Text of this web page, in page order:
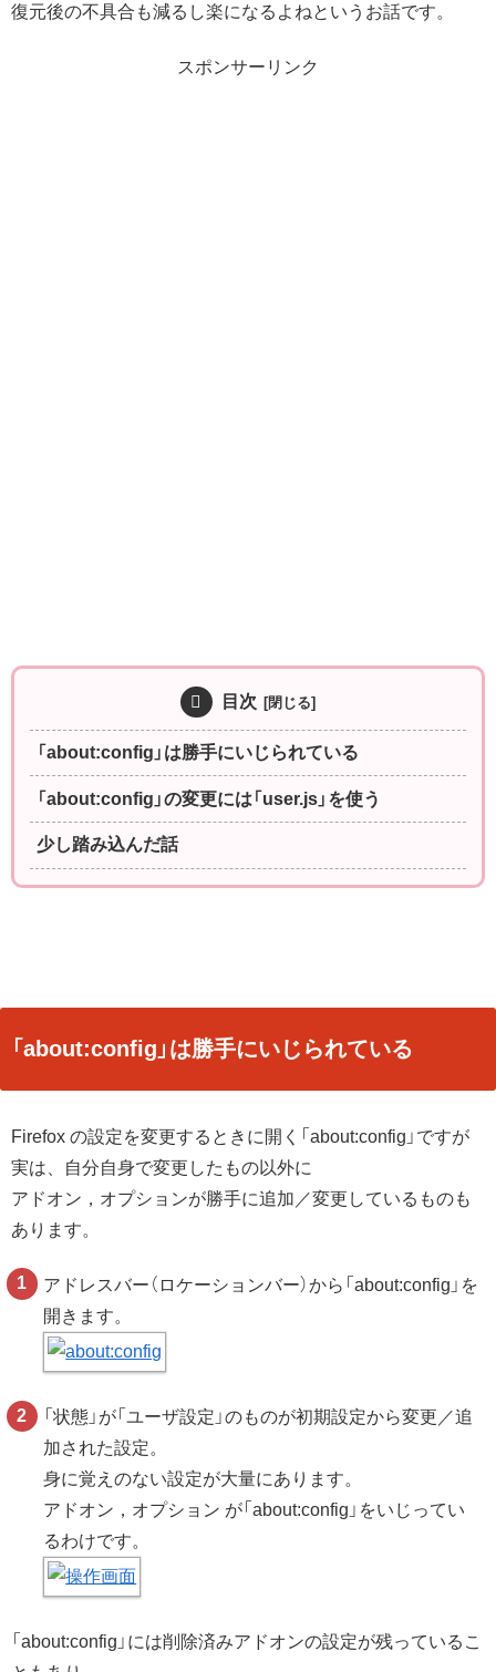
復元後の不具合も減るし楽になるよねというお話です。
スポンサーリンク
目次
「about:config」は勝手にいじられている
「about:config」の変更には「user.js」を使う
少し踏み込んだ話
「about:config」は勝手にいじられている
Firefox の設定を変更するときに開く「about:config」ですが
実は、自分自身で変更したもの以外に
アドオン，オプションが勝手に追加／変更しているものも
あります。
アドレスバー（ロケーションバー）から「about:config」を
開きます。
「状態」が「ユーザ設定」のものが初期設定から変更／追
加された設定。
身に覚えのない設定が大量にあります。
アドオン，オプション が「about:config」をいじってい
るわけです。
「about:config」には削除済みアドオンの設定が残っているこ